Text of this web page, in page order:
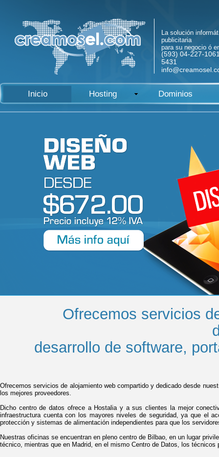
Inicio Hosting Dominios
La solución
publicitaria
para su negocio ó
(593) 04-227-
5431
Ofrecemos servicios
desarrollo de software,
Ofrecemos servicios de alojamiento web compartido y dedicado desde
los mejores proveedores.
Dicho centro de datos ofrece a Hostalia y a sus clientes la mejor
infraestructura cuenta con los mayores niveles de seguridad, ya que el
protección y sistemas de alimentación independientes para que los
Nuestras oficinas se encuentran en pleno centro de Bilbao, en un lugar
técnico, mientras que en Madrid, en el mismo Centro de Datos, los